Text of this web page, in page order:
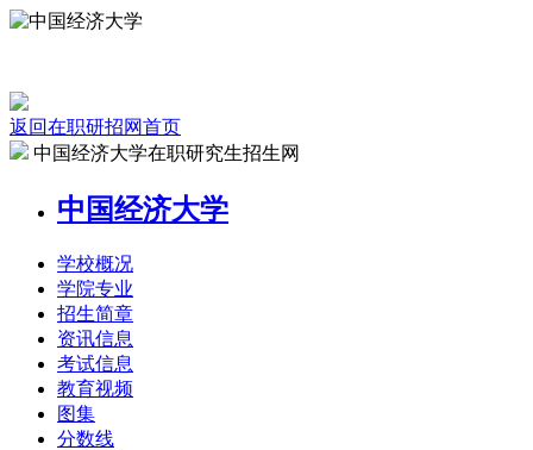
返回在职研招网首页
中国经济大学在职研究生招生网
中国经济大学
学校概况
学院专业
招生简章
资讯信息
考试信息
教育视频
图集
分数线